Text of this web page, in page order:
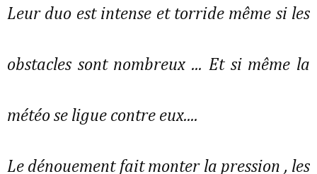
Leur duo est intense et torride même si les
obstacles sont nombreux ... Et si même la
météo se ligue contre eux....
Le dénouement fait monter la pression , les